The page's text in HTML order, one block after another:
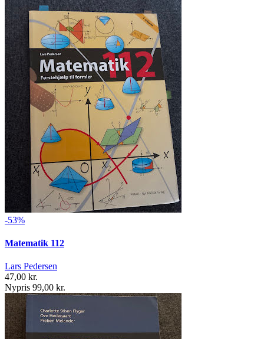
-53%
Matematik 112
Lars Pedersen
47,00 kr.
Nypris 99,00 kr.